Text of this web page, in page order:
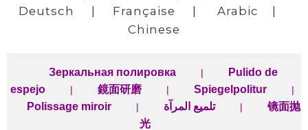
Deutsch
| Française | Arabic |
Chinese
Зеркальная полировка |
Pulido de
espejo
| 鏡面研磨 | Spiegelpolitur |
Polissage miroir | تلميع المرآة |
镜面抛
光